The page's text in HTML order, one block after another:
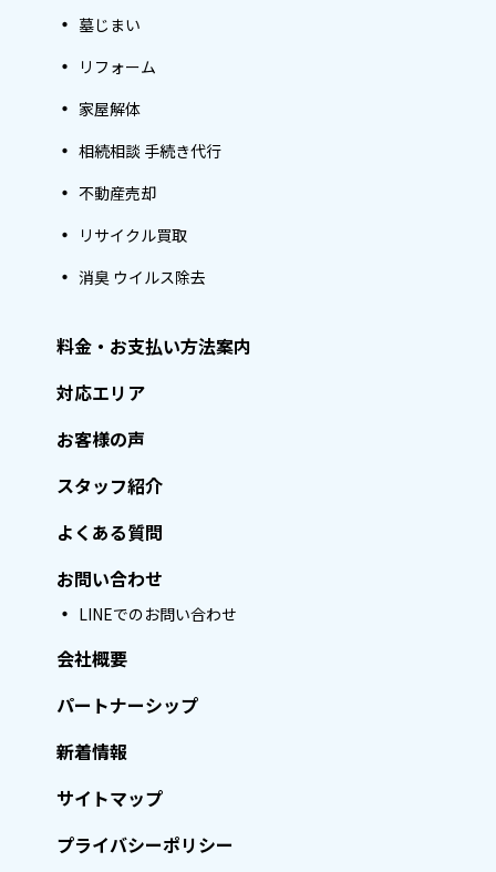
墓じまい
リフォーム
家屋解体
相続相談 手続き代行
不動産売却
リサイクル買取
消臭 ウイルス除去
料金・お支払い方法案内
対応エリア
お客様の声
スタッフ紹介
よくある質問
お問い合わせ
LINEでのお問い合わせ
会社概要
パートナーシップ
新着情報
サイトマップ
プライバシーポリシー